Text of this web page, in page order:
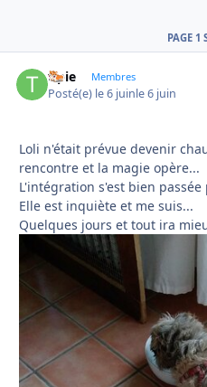
PAGE 1
tipie Membres
Posté(e) le 6 juinle 6 juin
Loli n'était prévue devenir
rencontre et la magie opère...
L'intégration s'est bien
Elle est inquiète et me suis...
Quelques jours et tout ira